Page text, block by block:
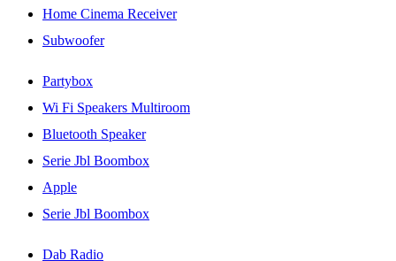
Home Cinema Receiver
Subwoofer
Partybox
Wi Fi Speakers Multiroom
Bluetooth Speaker
Serie Jbl Boombox
Apple
Serie Jbl Boombox
Dab Radio